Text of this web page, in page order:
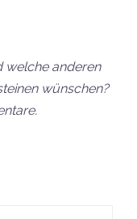
welche anderen
wünschen?